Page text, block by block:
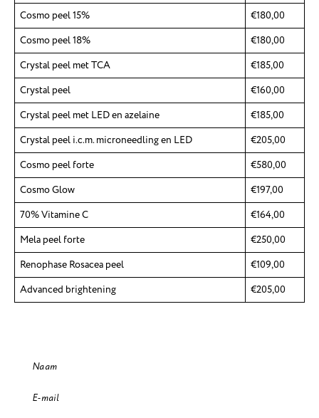
Cosmo peel 15%
€180,00
Cosmo peel 18%
€180,00
Crystal peel met TCA
€185,00
Crystal peel
€160,00
Crystal peel met LED en azelaine
€185,00
Crystal peel i.c.m. microneedling en LED
€205,00
Cosmo peel forte
€580,00
Cosmo Glow
€197,00
70% Vitamine C
€164,00
Mela peel forte
€250,00
Renophase Rosacea peel
€109,00
Advanced brightening
€205,00